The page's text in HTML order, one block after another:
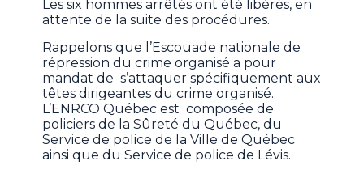
Les six hommes arrêtés ont été libérés, en
attente de la suite des procédures.
Rappelons que l’Escouade nationale de
répression du crime organisé a pour
mandat de s’attaquer spécifiquement aux
têtes dirigeantes du crime organisé.
L’ENRCO Québec est composée de
policiers de la Sûreté du Québec, du
Service de police de la Ville de Québec
ainsi que du Service de police de Lévis.